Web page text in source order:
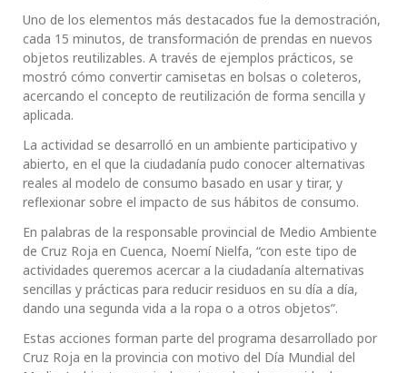
Uno de los elementos más destacados fue la demostración,
cada 15 minutos, de transformación de prendas en nuevos
objetos reutilizables. A través de ejemplos prácticos, se
mostró cómo convertir camisetas en bolsas o coleteros,
acercando el concepto de reutilización de forma sencilla y
aplicada.
La actividad se desarrolló en un ambiente participativo y
abierto, en el que la ciudadanía pudo conocer alternativas
reales al modelo de consumo basado en usar y tirar, y
reflexionar sobre el impacto de sus hábitos de consumo.
En palabras de la responsable provincial de Medio Ambiente
de Cruz Roja en Cuenca, Noemí Nielfa, “con este tipo de
actividades queremos acercar a la ciudadanía alternativas
sencillas y prácticas para reducir residuos en su día a día,
dando una segunda vida a la ropa o a otros objetos”.
Estas acciones forman parte del programa desarrollado por
Cruz Roja en la provincia con motivo del Día Mundial del